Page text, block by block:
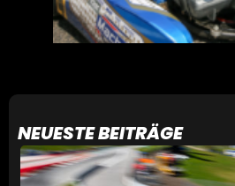
NEUESTE BEITRÄGE